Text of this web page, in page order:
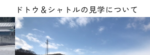
ドトウ＆シャトルの見学について